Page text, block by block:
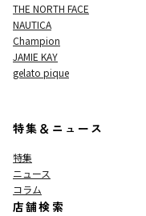
THE NORTH FACE
NAUTICA
Champion
JAMIE KAY
gelato pique
特集＆ニュース
特集
ニュース
コラム
店舗検索